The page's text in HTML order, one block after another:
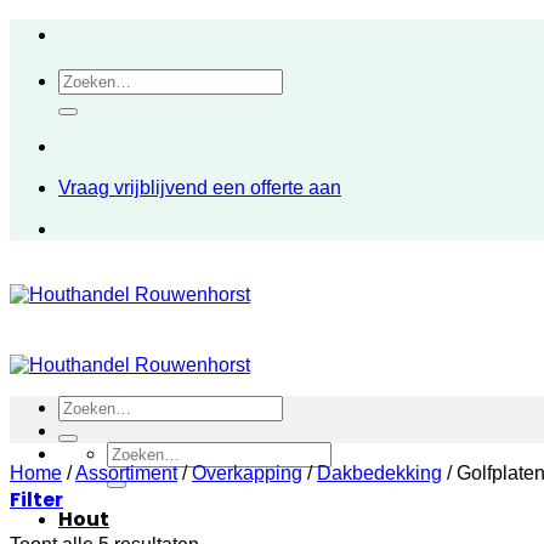
inhoudZoeken
naar:
Vraag vrijblijvend een offerte aan
Zoeken
naar:
Hout
Zoeken
naar:
Home /Assortiment / Overkapping / Dakbedekking /Golfplaten
Filter